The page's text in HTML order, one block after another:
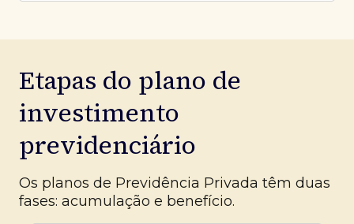
Etapas do plano de
investimento
previdenciário
Os planos de Previdência Privada têm duas
fases: acumulação e benefício.